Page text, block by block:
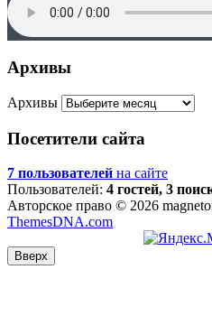
Архивы
Архивы
Посетители сайта
7 пользователей на сайте
Пользователей: 4 гостей, 3
Авторское право © 2026
ThemesDNA.com
Вверх